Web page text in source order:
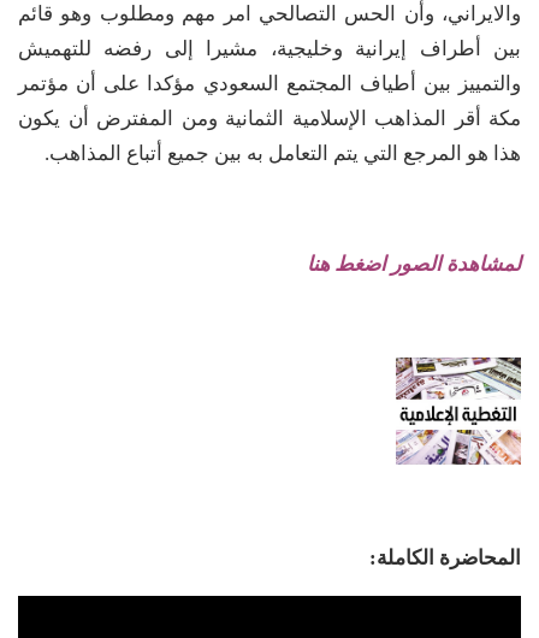
والايراني، وأن الحس التصالحي امر مهم ومطلوب وهو قائم
بين أطراف إيرانية وخليجية، مشيرا إلى رفضه للتهميش
والتمييز بين أطياف المجتمع السعودي مؤكدا على أن مؤتمر
مكة أقر المذاهب الإسلامية الثمانية ومن المفترض أن يكون
هذا هو المرجع التي يتم التعامل به بين جميع أتباع المذاهب.
لمشاهدة الصور اضغط هنا
المحاضرة الكاملة: